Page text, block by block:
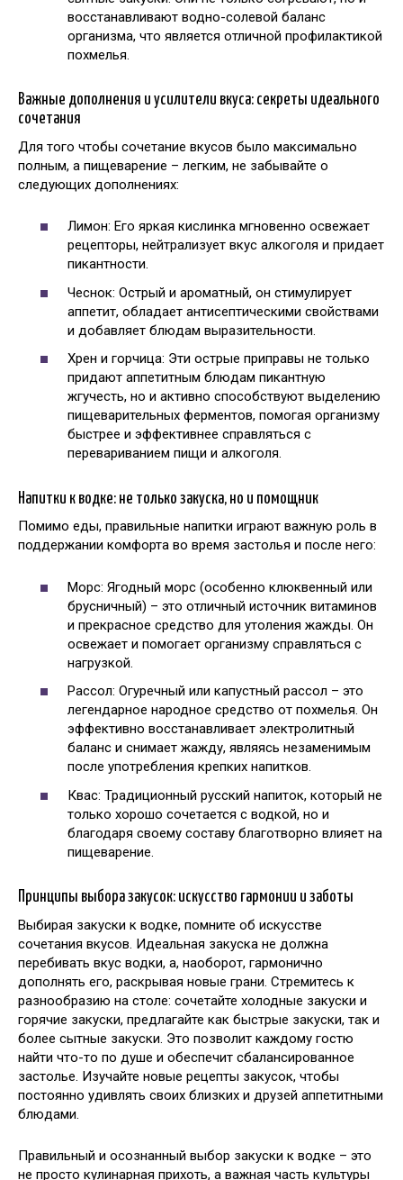
восстанавливают водно-солевой баланс
организма, что является отличной профилактикой
похмелья.
Важные дополнения и усилители вкуса: секреты идеального
сочетания
Для того чтобы сочетание вкусов было максимально
полным, а пищеварение – легким, не забывайте о
следующих дополнениях:
Лимон: Его яркая кислинка мгновенно освежает
рецепторы, нейтрализует вкус алкоголя и придает
пикантности.
Чеснок: Острый и ароматный, он стимулирует
аппетит, обладает антисептическими свойствами
и добавляет блюдам выразительности.
Хрен и горчица: Эти острые приправы не только
придают аппетитным блюдам пикантную
жгучесть, но и активно способствуют выделению
пищеварительных ферментов, помогая организму
быстрее и эффективнее справляться с
перевариванием пищи и алкоголя.
Напитки к водке: не только закуска, но и помощник
Помимо еды, правильные напитки играют важную роль в
поддержании комфорта во время застолья и после него:
Морс: Ягодный морс (особенно клюквенный или
брусничный) – это отличный источник витаминов
и прекрасное средство для утоления жажды. Он
освежает и помогает организму справляться с
нагрузкой.
Рассол: Огуречный или капустный рассол – это
легендарное народное средство от похмелья. Он
эффективно восстанавливает электролитный
баланс и снимает жажду, являясь незаменимым
после употребления крепких напитков.
Квас: Традиционный русский напиток, который не
только хорошо сочетается с водкой, но и
благодаря своему составу благотворно влияет на
пищеварение.
Принципы выбора закусок: искусство гармонии и заботы
Выбирая закуски к водке, помните об искусстве
сочетания вкусов. Идеальная закуска не должна
перебивать вкус водки, а, наоборот, гармонично
дополнять его, раскрывая новые грани. Стремитесь к
разнообразию на столе: сочетайте холодные закуски и
горячие закуски, предлагайте как быстрые закуски, так и
более сытные закуски. Это позволит каждому гостю
найти что-то по душе и обеспечит сбалансированное
застолье. Изучайте новые рецепты закусок, чтобы
постоянно удивлять своих близких и друзей аппетитными
блюдами.
Правильный и осознанный выбор закуски к водке – это
не просто кулинарная прихоть, а важная часть культуры